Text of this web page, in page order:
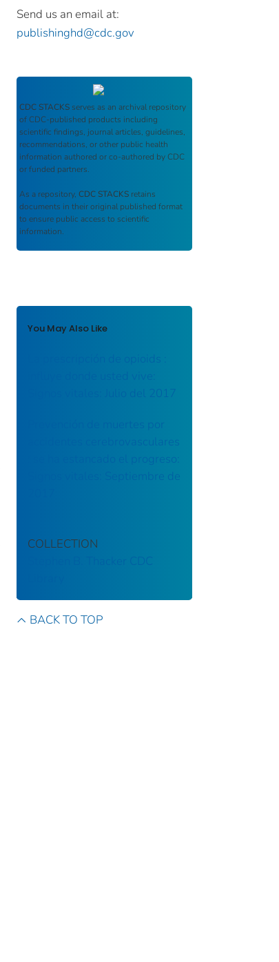
Send us an email at:
publishinghd@cdc.gov
CDC STACKS serves as an archival repository
of CDC-published products including
scientific findings, journal articles, guidelines,
recommendations, or other public health
information authored or co-authored by CDC
or funded partners.
As a repository, CDC STACKS retains
documents in their original published format
to ensure public access to scientific
information.
You May Also Like
La prescripción de opioids :
influye donde usted vive:
Signos vitales: Julio del 2017
Prevención de muertes por
accidentes cerebrovasculares
: se ha estancado el progreso:
Signos vitales: Septiembre de
COLLECTION
Stephen B. Thacker CDC
BACK TO TOP